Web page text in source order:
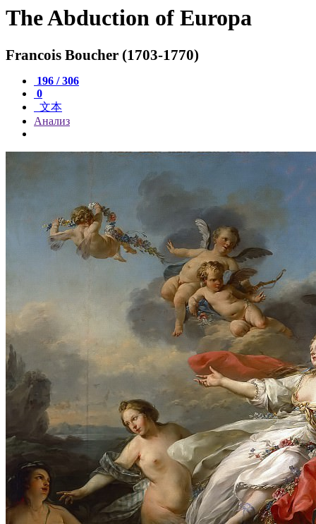
The Abduction of Europa
Francois Boucher (1703-1770)
196 / 306
0
文本
Анализ